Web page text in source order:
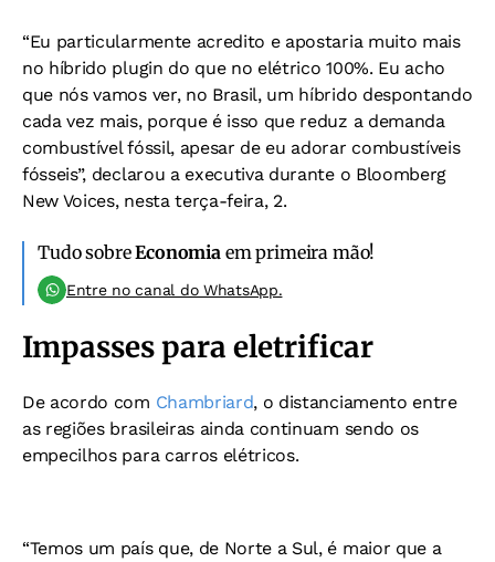
“Eu particularmente acredito e apostaria muito mais
no híbrido plugin do que no elétrico 100%. Eu acho
que nós vamos ver, no Brasil, um híbrido despontando
cada vez mais, porque é isso que reduz a demanda
combustível fóssil, apesar de eu adorar combustíveis
fósseis”, declarou a executiva durante o Bloomberg
New Voices, nesta terça-feira, 2.
Tudo sobreEconomia em primeira mão!
Entre no canal do WhatsApp.
Impasses para eletrificar
De acordo com Chambriard, o distanciamento entre
as regiões brasileiras ainda continuam sendo os
empecilhos para carros elétricos.
“Temos um país que, de Norte a Sul, é maior que a